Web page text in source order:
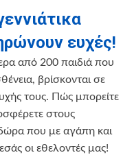
ευχές!
από 200 παιδιά που
βρίσκονται σε
τους. Πώς μπορείτε
στους
που με αγάπη και
οι εθελοντές μας!